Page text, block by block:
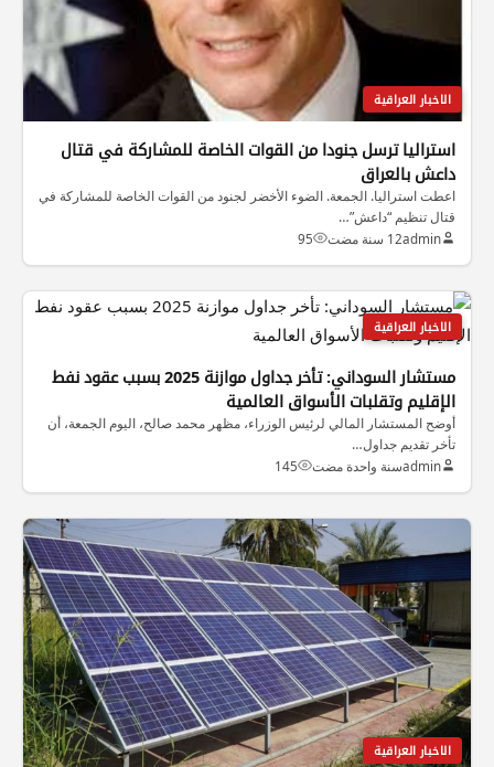
الاخبار العراقية
استراليا ترسل جنودا من القوات الخاصة للمشاركة في قتال
داعش بالعراق
اعطت استراليا. الجمعة. الضوء الأخضر لجنود من القوات الخاصة للمشاركة في
قتال تنظيم “داعش”…
admin12 سنة مضت 95
الاخبار العراقية
مستشار السوداني: تأخر جداول موازنة 2025 بسبب عقود نفط
الإقليم وتقلبات الأسواق العالمية
أوضح المستشار المالي لرئيس الوزراء، مظهر محمد صالح، اليوم الجمعة، أن
تأخر تقديم جداول…
adminسنة واحدة مضت 145
الاخبار العراقية